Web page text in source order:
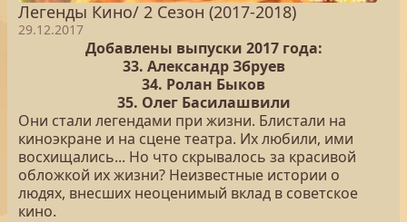
Легенды Кино/ 2 Сезон (2017-2018)
29.12.2017
Добавлены выпуски 2017 года:
33. Александр Збруев
34. Ролан Быков
35. Олег Басилашвили
Они стали легендами при жизни. Блистали на
киноэкране и на сцене театра. Их любили, ими
восхищались... Но что скрывалось за красивой
обложкой их жизни? Неизвестные истории о
людях, внесших неоценимый вклад в советское
кино.